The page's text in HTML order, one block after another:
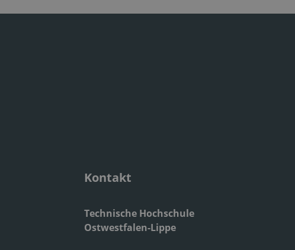
Kontakt
Technische Hochschule
Ostwestfalen-Lippe